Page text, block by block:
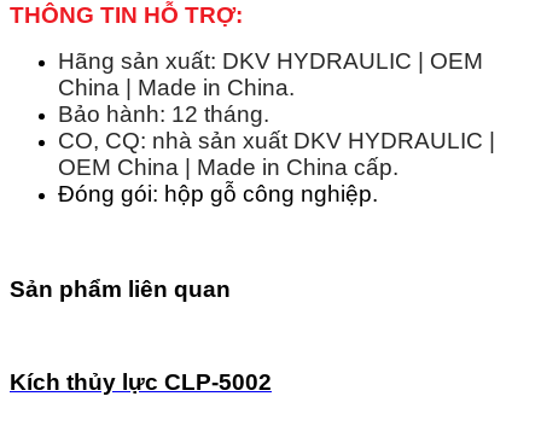
THÔNG TIN HỖ TRỢ:
Hãng sản xuất: DKV HYDRAULIC | OEM
China | Made in China.
Bảo hành: 12 tháng.
CO, CQ: nhà sản xuất DKV HYDRAULIC |
OEM China | Made in China cấp.
Đóng gói: hộp gỗ công nghiệp.
Sản phẩm liên quan
Kích thủy lực CLP-5002